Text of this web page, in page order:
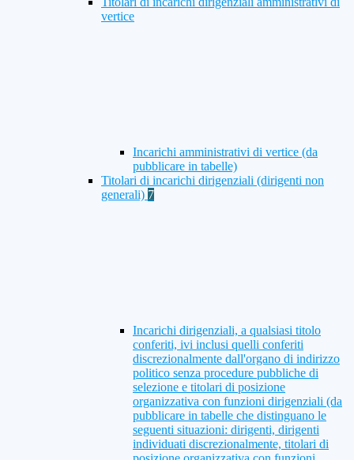
vertice
Incarichi amministrativi di vertice (da
pubblicare in tabelle)
Titolari di incarichi dirigenziali (dirigenti non
generali) 7
Incarichi dirigenziali, a qualsiasi titolo
conferiti, ivi inclusi quelli conferiti
discrezionalmente dall'organo di indirizzo
politico senza procedure pubbliche di
selezione e titolari di posizione
organizzativa con funzioni dirigenziali (da
pubblicare in tabelle che distinguano le
seguenti situazioni: dirigenti, dirigenti
individuati discrezionalmente, titolari di